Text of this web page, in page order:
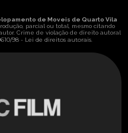
de Moveis de Quarto Vila
parcial ou total, mesmo citando
Crime de violação de direito autoral
98 - Lei de direitos autorais.